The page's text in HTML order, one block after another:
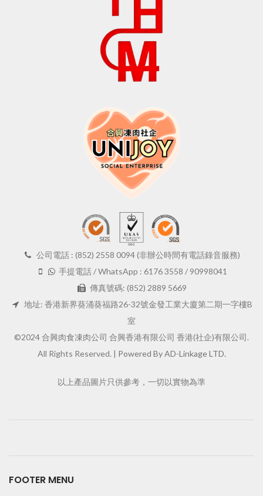
公司電話 : (852) 2558 0094 (非辦公時間有電話錄音服務)
手提電話 / WhatsApp : 6176 3558 / 90998041
傳真號碼: (852) 2889 5669
地址: 香港新界葵涌葵福路26-32號金發工業大廈第二期一字樓B
室
©2024 合興肉食凍肉公司 合興香港有限公司 香港(社企)有限公司.
All Rights Reserved. | Powered By AD-Linkage LTD.
以上產品圖片只供參考，一切以實物為準
FOOTER MENU